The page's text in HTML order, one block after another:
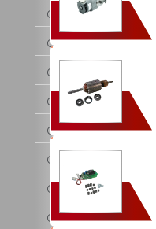
CONVITO
CONVOTHERM
COOL COMPACT
COOLEQ
CRAZY PAN
CREM
CRYSPI
CUCKOO